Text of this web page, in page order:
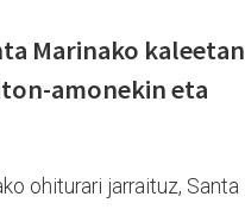
Marinako kaleetan
amonekin eta
ohiturari jarraituz, Santa